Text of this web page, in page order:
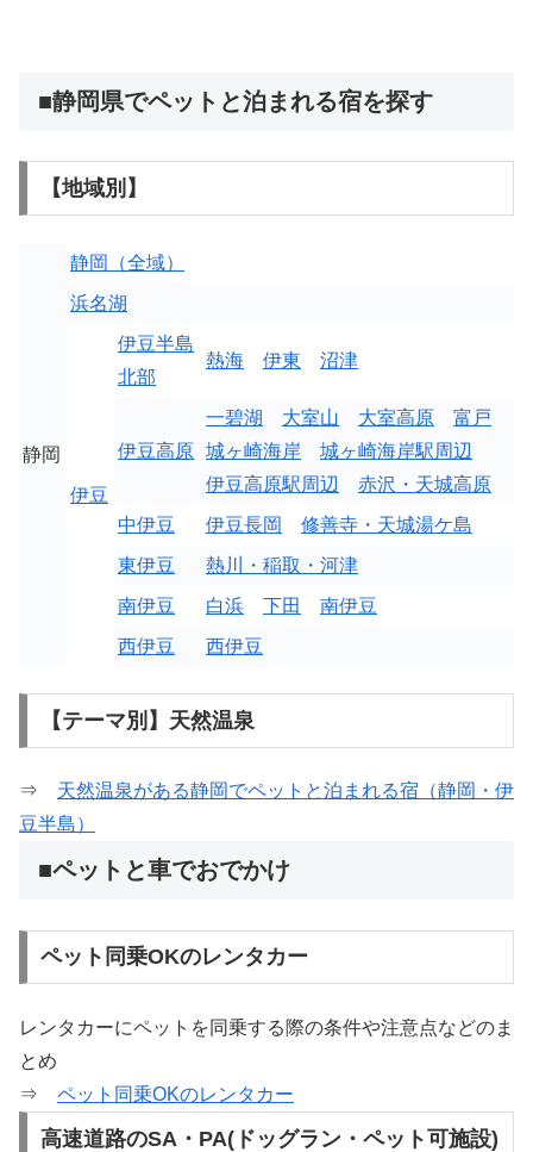
■静岡県でペットと泊まれる宿を探す
【地域別】
静岡
静岡（全域）
浜名湖
伊豆
伊豆半島
北部
熱海 伊東 沼津
伊豆高原
一碧湖 大室山 大室高原
富戸
城ヶ崎海岸
城ヶ崎海岸駅周辺
伊豆高原駅周辺
赤沢・天城高原
中伊豆
伊豆長岡
修善寺・天城湯ケ島
東伊豆
熱川・稲取・河津
南伊豆
白浜 下田
南伊豆
西伊豆
西伊豆
【テーマ別】天然温泉
⇒ 天然温泉がある静岡でペットと泊まれる宿（静岡・伊
豆半島）
■ペットと車でおでかけ
ペット同乗OKのレンタカー
レンタカーにペットを同乗する際の条件や注意点などのま
とめ
⇒ ペット同乗OKのレンタカー
高速道路のSA・PA(ドッグラン・ペット可施設)